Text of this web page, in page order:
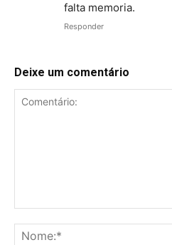
falta memoria.
Responder
Deixe um comentário